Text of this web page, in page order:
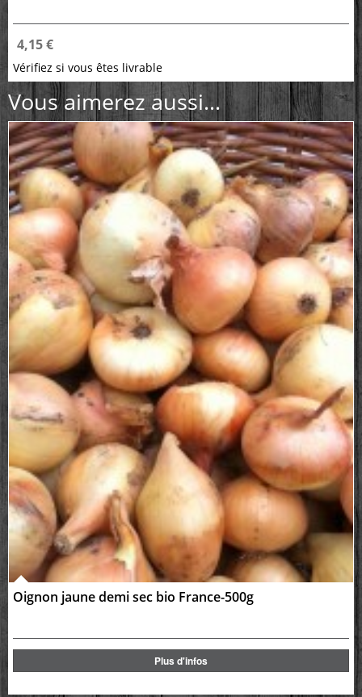
4,15 €
Vérifiez si vous êtes livrable
Vous aimerez aussi...
Oignon jaune demi sec bio France-500g
Plus d'infos